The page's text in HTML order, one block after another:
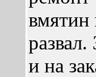
вмятин
и на